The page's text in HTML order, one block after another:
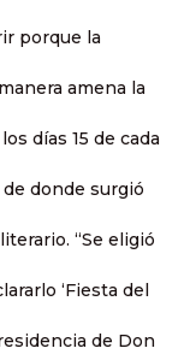
porque la
amena la
días 15 de cada
donde surgió
“Se eligió
‘Fiesta del
de Don